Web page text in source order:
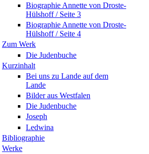
Biographie Annette von Droste-
Hülshoff / Seite 3
Biographie Annette von Droste-
Hülshoff / Seite 4
Zum Werk
Die Judenbuche
Kurzinhalt
Bei uns zu Lande auf dem
Lande
Bilder aus Westfalen
Die Judenbuche
Joseph
Ledwina
Bibliographie
Werke